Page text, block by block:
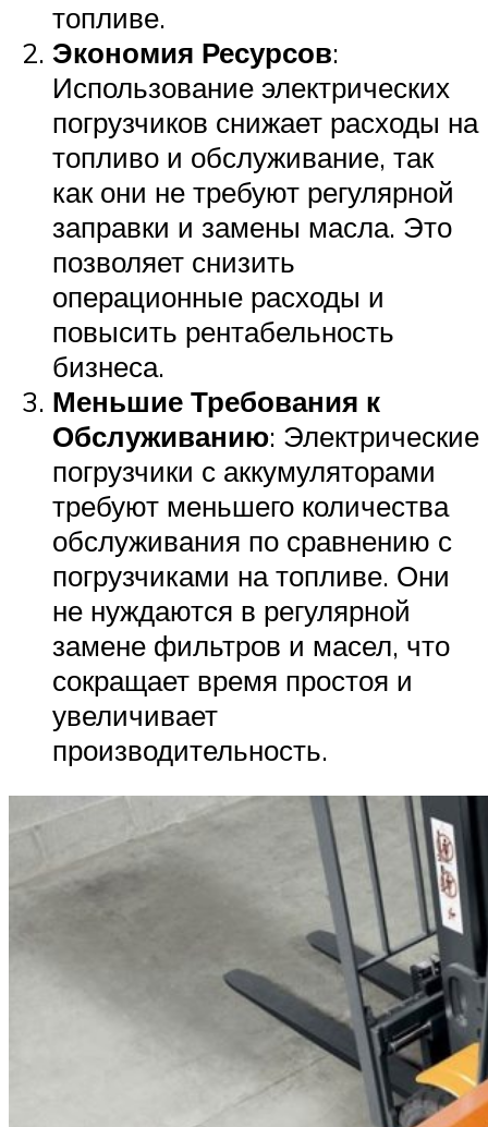
топливе.
Экономия Ресурсов:
Использование электрических
погрузчиков снижает расходы на
топливо и обслуживание, так
как они не требуют регулярной
заправки и замены масла. Это
позволяет снизить
операционные расходы и
повысить рентабельность
бизнеса.
Меньшие Требования к
Обслуживанию: Электрические
погрузчики с аккумуляторами
требуют меньшего количества
обслуживания по сравнению с
погрузчиками на топливе. Они
не нуждаются в регулярной
замене фильтров и масел, что
сокращает время простоя и
увеличивает
производительность.